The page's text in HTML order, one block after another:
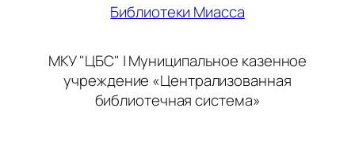
Библиотеки Миасса
МКУ "ЦБС" | Муниципальное казенное
учреждение «Централизованная
библиотечная система»